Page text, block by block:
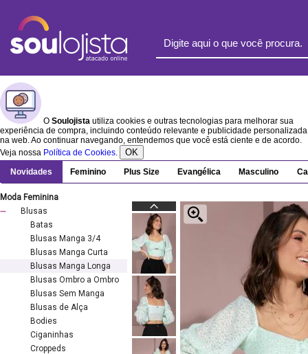
O Soulojista utiliza cookies e outras tecnologias para melhorar sua
experiência de compra, incluindo conteúdo relevante e publicidade personalizada
na web. Ao continuar navegando, entendemos que você está ciente e de acordo.
Veja nossa Política de Cookies. OK
Novidades Feminino Plus Size Evangélica Masculino
Moda Feminina
Blusas
Batas
Blusas Manga 3/4
Blusas Manga Curta
Blusas Manga Longa
Blusas Ombro a Ombro
Blusas Sem Manga
Blusas de Alça
Bodies
Ciganinhas
Croppeds